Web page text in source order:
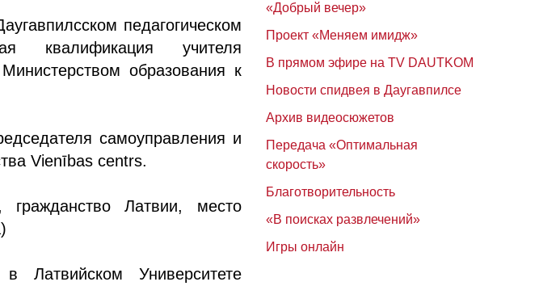
педагогическом
квалификация учителя
образования к
самоуправления и
Vienības centrs.
Латвии, место
Латвийском Университете
«Добрый вечер»
Проект «Меняем имидж»
В прямом эфире на TV DAUTKOM
Новости спидвея в Даугавпилсе
Архив видеосюжетов
Передача «Оптимальная
скорость»
Благотворительность
«В поисках развлечений»
Игры онлайн